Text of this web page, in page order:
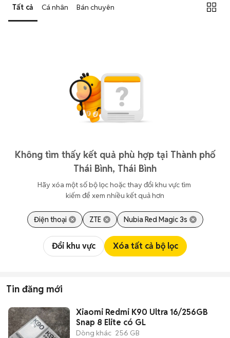
Tất cả Cá nhân Bán chuyên
Không tìm thấy kết quả phù hợp tại Thành phố
Thái Bình, Thái Bình
Hãy xóa một số bộ lọc hoặc thay đổi khu vực tìm
kiếm để xem nhiều kết quả hơn
Điện thoại ZTE Nubia Red Magic 3s
Đổi khu vực Xóa tất cả bộ lọc
Tin đăng mới
Xiaomi Redmi K90 Ultra 16/256GB
Snap 8 Elite có GL
Dòng khác 256 GB